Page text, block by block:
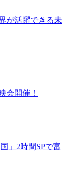
が活躍できる未
会開催！
」2時間SPで富